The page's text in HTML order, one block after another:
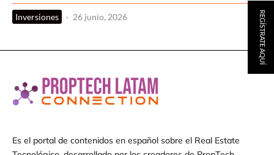
Inversiones · 26 junio, 2026
Es el portal de contenidos en español sobre el Real Estate
REGÍSTRATE AQUÍ